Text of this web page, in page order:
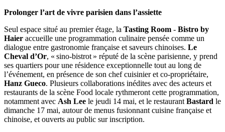
Prolonger l’art de vivre parisien dans l’assiette
Seul espace situé au premier étage, la Tasting Room - Bistro by
Haier accueille une programmation culinaire pensée comme un
dialogue entre gastronomie française et saveurs chinoises. Le
Cheval d’Or, « sino-bistrot » réputé de la scène parisienne, y prend
ses quartiers pour une résidence exceptionnelle tout au long de
l’événement, en présence de son chef cuisinier et co-propriétaire,
Hanz Gueco. Plusieurs collaborations inédites avec des acteurs et
restaurants de la scène Food locale rythmeront cette programmation,
notamment avec Ash Lee le jeudi 14 mai, et le restaurant Bastard le
dimanche 17 mai, autour de menus fusionnant cuisine française et
chinoise, et ouverts au public sur inscription.